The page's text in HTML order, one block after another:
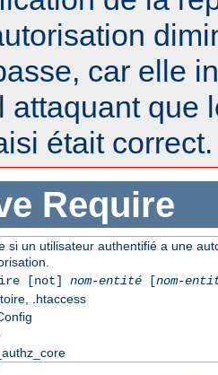
car elle
attaquant que
était correct.
Require
si un utilisateur authentifié a une
[not] nom-entité[nom-
.htaccess